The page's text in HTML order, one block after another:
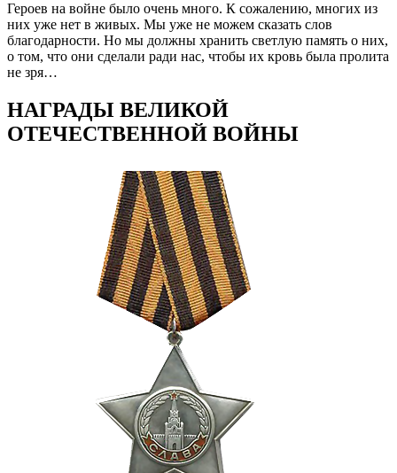
Героев на войне было очень много. К сожалению, многих из
них уже нет в живых. Мы уже не можем сказать слов
благодарности. Но мы должны хранить светлую память о них,
о том, что они сделали ради нас, чтобы их кровь была пролита
не зря…
НАГРАДЫ ВЕЛИКОЙ
ОТЕЧЕСТВЕННОЙ ВОЙНЫ